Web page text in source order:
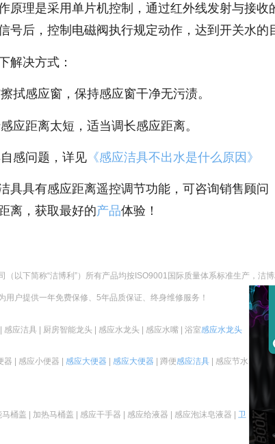
原理是采用单片机控制，通过红外线发射与接
号后，控制电磁阀执行规定动作，达到开关水的
解决方式：
拭感应窗，保持感应窗干净无污渍。
应距离太短，适当调长感应距离。
感问题，详见 《感应洁具不出水是什么原因》
具具有感应距离遥控调节功能，可咨询销售顾
离，获取最好的产品体验！
（以下简称“洁博利”）所有产品均按ISO9001国际质量体系标准生产， 洁
用户提供一年免费保修、5年品质保证、终身维修服务！
应洁具 | 厨房智能龙头 | 感应水龙头 | 感应水嘴 | 浴室感应水龙头
器 | 感应小便器 | 感应大便器 感应大便器 | 蹲便感应洁具 | 感应节水
桶盖 | 加热马桶盖 | 感应干手器 | 感应给液器 | 感应泡沫皂液器 | 卫